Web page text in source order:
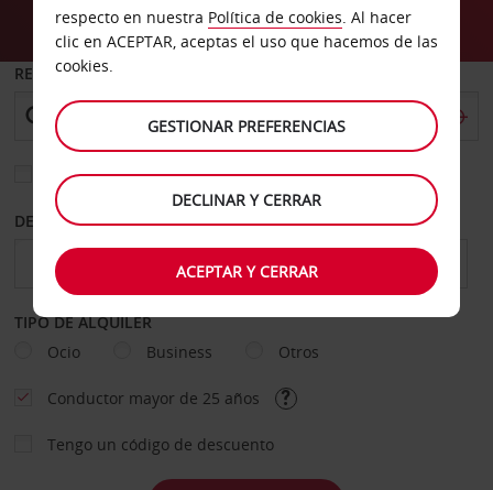
RECOGER EN
Elegir otra oficina de devolución
DESDE HASTA
TIPO DE ALQUILER
Ocio
Business Otros
Conductor mayor de 25 años
Tengo un código de descuento
respecto en nuestra Política de cookies. Al hacer
clic en ACEPTAR, aceptas el uso que hacemos de las
cookies.
GESTIONAR PREFERENCIAS
DECLINAR Y CERRAR
ACEPTAR Y CERRAR